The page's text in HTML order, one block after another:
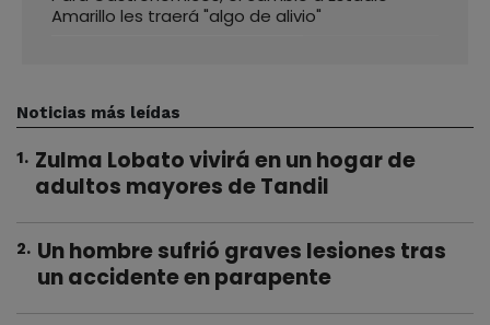
Amarillo les traerá "algo de alivio"
Noticias más leídas
1. Zulma Lobato vivirá en un hogar de
adultos mayores de Tandil
2. Un hombre sufrió graves lesiones tras
un accidente en parapente